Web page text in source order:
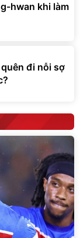
hwan khi làm
đi nỗi sợ